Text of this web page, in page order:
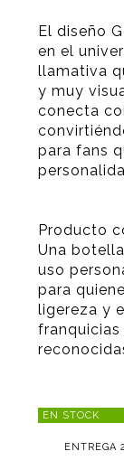
El diseño
en el
llamativa
y muy
conecta
para fans
Producto
Una
uso
para
ligereza y
franquicias
EN STOCK
ENTREGA